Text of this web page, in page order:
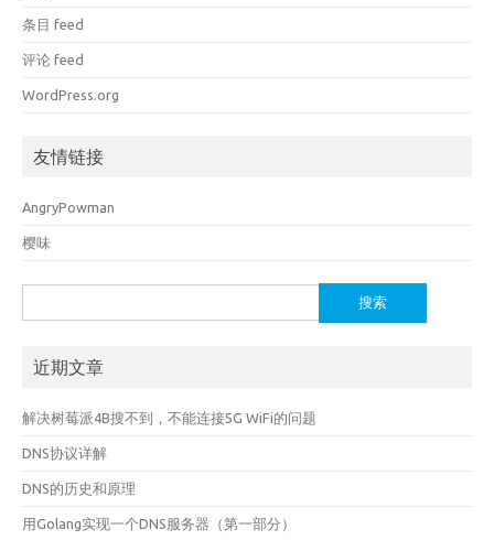
条目 feed
评论 feed
WordPress.org
友情链接
AngryPowman
樱味
索：
近期文章
解决树莓派4B搜不到，不能连接5G WiFi的问题
DNS协议详解
DNS的历史和原理
用Golang实现一个DNS服务器（第一部分）